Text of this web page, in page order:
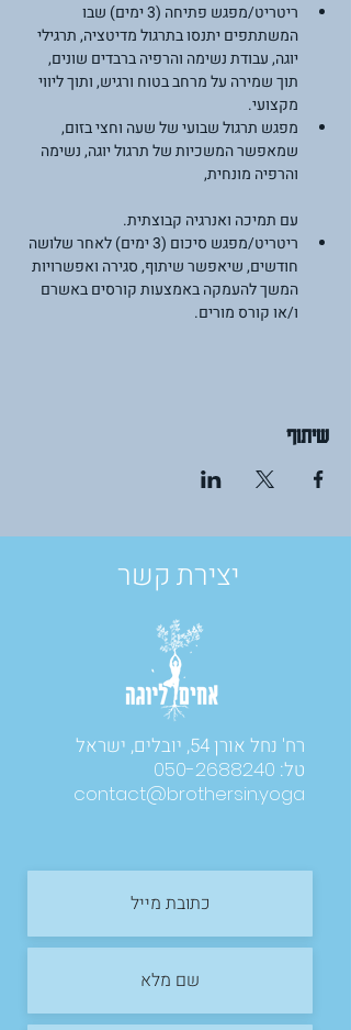
ריטריט/מפגש פתיחה (3 ימים) שבו
המשתתפים יתנסו בתרגול מדיטציה, תרגילי
יוגה, עבודת נשימה והרפיה ברבדים שונים,
תוך שמירה על מרחב בטוח ורגיש, ותוך ליווי
מקצועי.
מפגש תרגול שבועי של שעה וחצי בזום,
שמאפשר המשכיות של תרגול יוגה, נשימה
והרפיה מונחית,
עם תמיכה ואנרגיה קבוצתית.
ריטריט/מפגש סיכום (3 ימים) לאחר שלושה
חודשים, שיאפשר שיתוף, סגירה ואפשרויות
המשך להעמקה באמצעות קורסים באשרם
ו/או קורס מורים.
שיתוף
יצירת קשר
רח' נחל אורן 54, יובלים, ישראל
טל: 050-2688240
contact@brothersin.yoga